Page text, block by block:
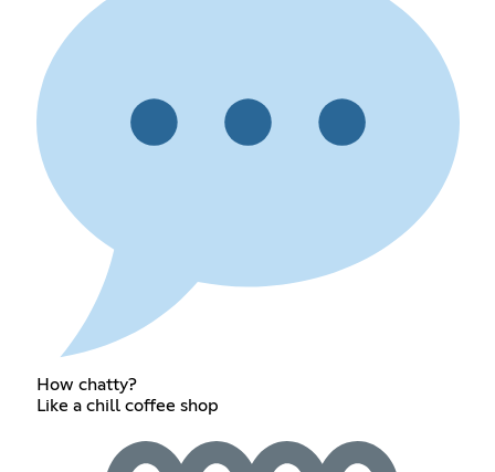
How chatty?
Like a chill coffee shop